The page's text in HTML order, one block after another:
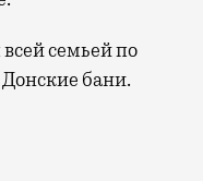
семьей по
бани.